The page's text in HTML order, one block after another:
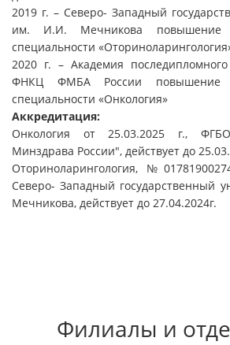
2019 г. – Северо- Западный
им. И.И. Мечникова повышение
специальности
2020 г. – Академия
ФНКЦ ФМБА России повышение
специальности «Онкология»
Аккредитация:
Онкология от 25.03.2025 г.,
Минздрава России", действует до
Оториноларингология,
Северо- Западный государственный
Мечникова, действует до 27.04.2024г.
Филиалы и